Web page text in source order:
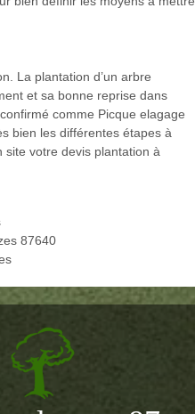
La plantation d’un arbre
et sa bonne reprise dans
comme Picque elagage
bien les différentes étapes à
site votre devis plantation à
87640